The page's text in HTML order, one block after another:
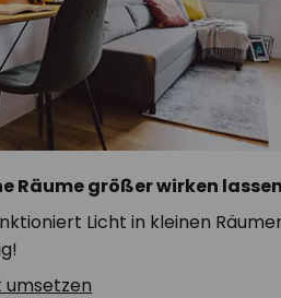
Räume größer wirken lassen
Licht in kleinen